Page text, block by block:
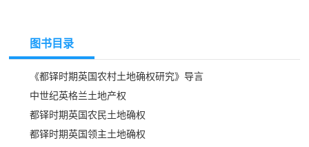
图书目录
《都铎时期英国农村土地确权研究》导言
中世纪英格兰土地产权
都铎时期英国农民土地确权
都铎时期英国领主土地确权